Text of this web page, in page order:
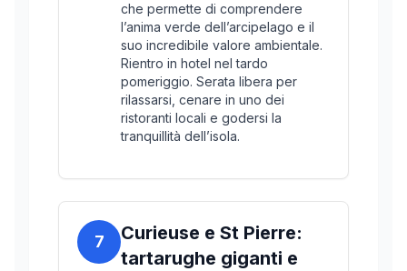
che permette di comprendere
l’anima verde dell’arcipelago e il
suo incredibile valore ambientale.
Rientro in hotel nel tardo
pomeriggio. Serata libera per
rilassarsi, cenare in uno dei
ristoranti locali e godersi la
tranquillità dell’isola.
7
Curieuse e St Pierre:
tartarughe giganti e